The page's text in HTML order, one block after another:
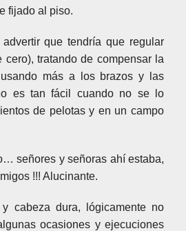
fijado al piso.
que tendría que regular
cero), tratando de compensar la
más a los brazos y las
es tan fácil cuando no se lo
de pelotas y en un campo
señores y señoras ahí estaba,
!!! Alucinante.
cabeza dura, lógicamente no
ocasiones y ejecuciones